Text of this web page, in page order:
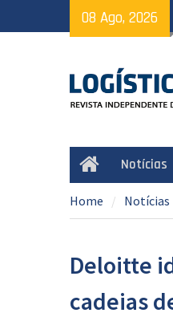
to
08 Ago, 2026
HomeNotícias
Home Notícias
Deloitte
cadeias